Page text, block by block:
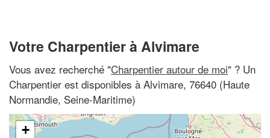
Votre Charpentier à Alvimare
Vous avez recherché "Charpentier autour de moi" ? Un
Charpentier est disponibles à Alvimare, 76640 (Haute
Normandie, Seine-Maritime)
+